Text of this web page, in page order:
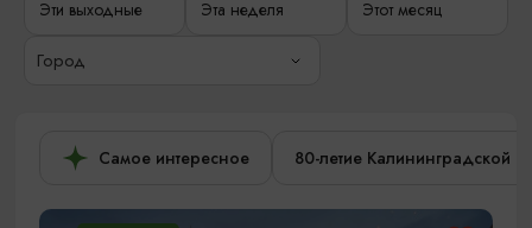
Эти выходные Эта неделя Этот месяц
Город
Самое интересное 80-летие Калининградской